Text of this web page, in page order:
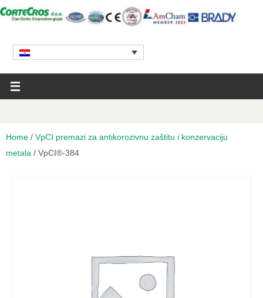
Home / VpCI premazi za antikorozivnu zaštitu i konzervaciju
metala / VpCI®-384